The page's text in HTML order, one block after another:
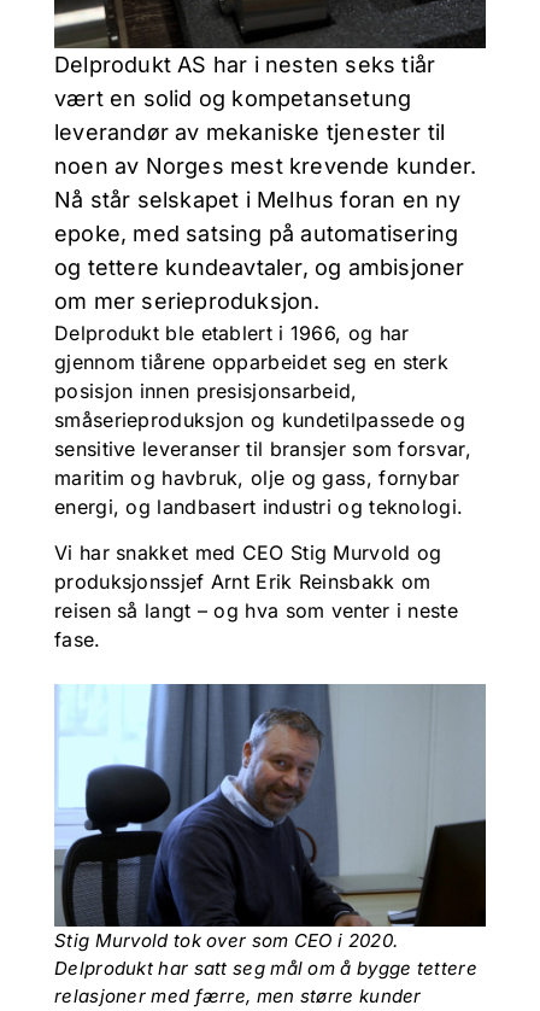
Delprodukt AS har i nesten seks tiår
vært en solid og kompetansetung
leverandør av mekaniske tjenester til
noen av Norges mest krevende kunder.
Nå står selskapet i Melhus foran en ny
epoke, med satsing på automatisering
og tettere kundeavtaler, og ambisjoner
om mer serieproduksjon.
Delprodukt ble etablert i 1966, og har
gjennom tiårene opparbeidet seg en sterk
posisjon innen presisjonsarbeid,
småserieproduksjon og kundetilpassede og
sensitive leveranser til bransjer som forsvar,
maritim og havbruk, olje og gass, fornybar
energi, og landbasert industri og teknologi.
Vi har snakket med CEO Stig Murvold og
produksjonssjef Arnt Erik Reinsbakk om
reisen så langt – og hva som venter i neste
fase.
Stig Murvold tok over som CEO i 2020.
Delprodukt har satt seg mål om å bygge tettere
relasjoner med færre, men større kunder